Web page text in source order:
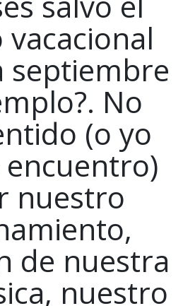
septiembre
No
(o yo
encuentro)
nuestro
de nuestra
nuestro